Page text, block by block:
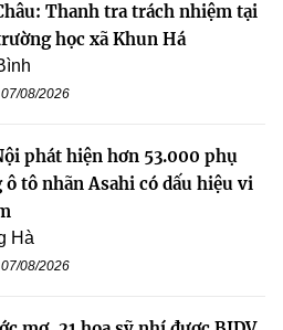
Thanh tra trách nhiệm tại
học xã Khun Há
08/2026
phát hiện hơn 53.000 phụ
ô tô nhãn Asahi có dấu hiệu vi
Hà
08/2026